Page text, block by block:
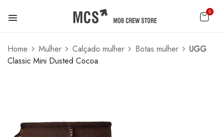
0
Home Mulher Calçado mulher Botas mulher
UGG
Classic Mini Dusted Cocoa